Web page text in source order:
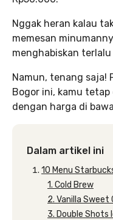
Nggak heran kalau
memesan
menghabiskan
Namun, tenang saja!
Bogor ini, kamu
dengan harga di
Dalam artikel ini
10 Menu
1. Cold Brew
2. Vanilla Sweet
3. Double Shots